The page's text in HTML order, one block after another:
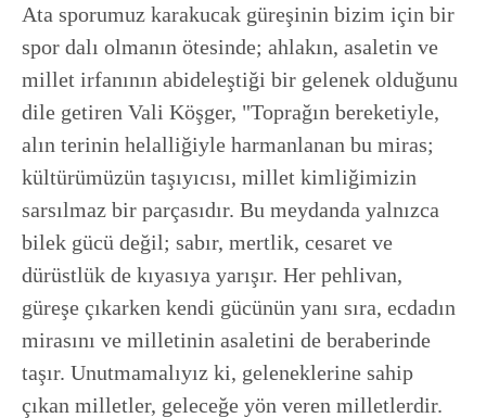
Ata sporumuz karakucak güreşinin bizim için bir
spor dalı olmanın ötesinde; ahlakın, asaletin ve
millet irfanının abideleştiği bir gelenek olduğunu
dile getiren Vali Köşger, "Toprağın bereketiyle,
alın terinin helalliğiyle harmanlanan bu miras;
kültürümüzün taşıyıcısı, millet kimliğimizin
sarsılmaz bir parçasıdır. Bu meydanda yalnızca
bilek gücü değil; sabır, mertlik, cesaret ve
dürüstlük de kıyasıya yarışır. Her pehlivan,
güreşe çıkarken kendi gücünün yanı sıra, ecdadın
mirasını ve milletinin asaletini de beraberinde
taşır. Unutmamalıyız ki, geleneklerine sahip
çıkan milletler, geleceğe yön veren milletlerdir.